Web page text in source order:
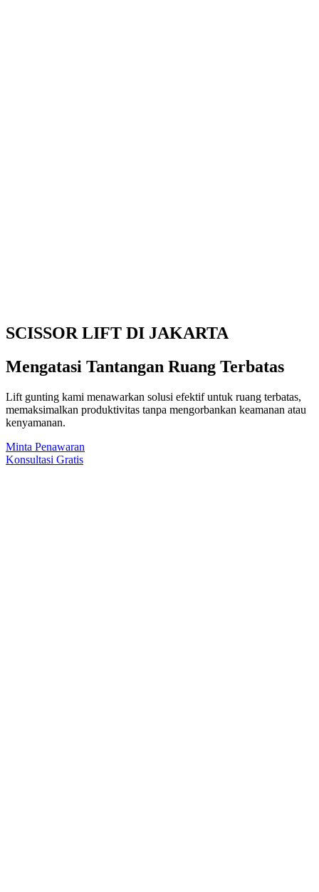
SCISSOR LIFT DI JAKARTA
Mengatasi Tantangan Ruang Terbatas
Lift gunting kami menawarkan solusi efektif untuk ruang terbatas,
memaksimalkan produktivitas tanpa mengorbankan keamanan atau
kenyamanan.
Minta Penawaran
Konsultasi Gratis